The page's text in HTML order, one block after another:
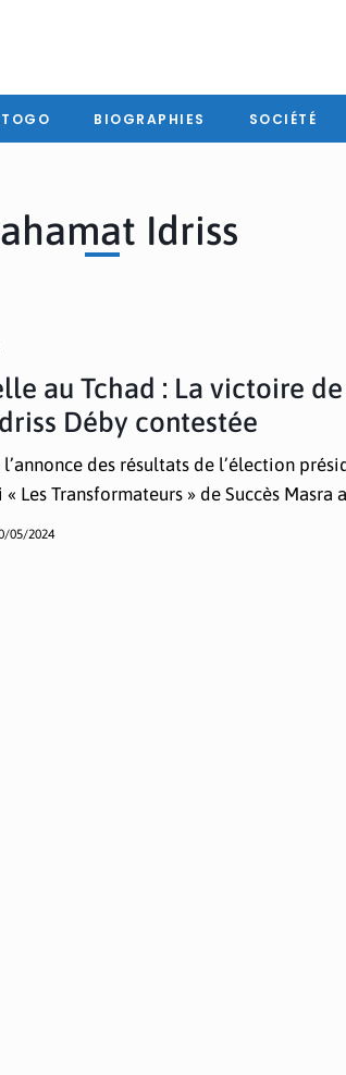
TOGO BIOGRAPHIES SOCIÉTÉ
Idriss
au Tchad : La victoire de
Déby contestée
des résultats de l’élection
Les Transformateurs » de Succès Masra
05/2024